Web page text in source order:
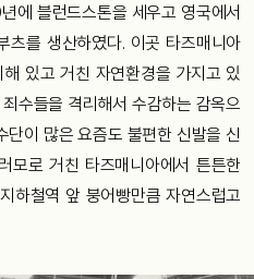
에 블런드스톤을 세우고 영국에서
츠를 생산하였다. 이곳 타즈매니아
있고 거친 자연환경을 가지고 있
수들을 격리해서 수감하는 감옥으
이 많은 요즘도 불편한 신발을 신
모로 거친 타즈매니아에서 튼튼한
하철역 앞 붕어빵만큼 자연스럽고